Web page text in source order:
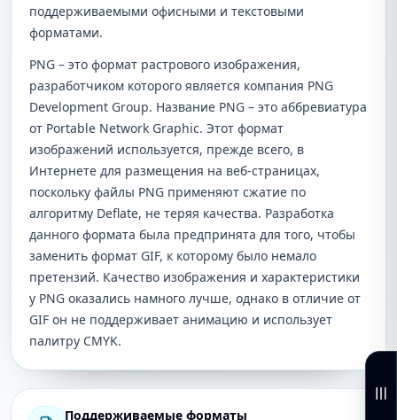
поддерживаемыми офисными и текстовыми
форматами.
PNG – это формат растрового изображения,
разработчиком которого является компания PNG
Development Group. Название PNG – это аббревиатура
от Portable Network Graphic. Этот формат
изображений используется, прежде всего, в
Интернете для размещения на веб-страницах,
поскольку файлы PNG применяют сжатие по
алгоритму Deflate, не теряя качества. Разработка
данного формата была предпринята для того, чтобы
заменить формат GIF, к которому было немало
претензий. Качество изображения и характеристики
у PNG оказались намного лучше, однако в отличие от
GIF он не поддерживает анимацию и использует
палитру CMYK.
Поддерживаемые форматы